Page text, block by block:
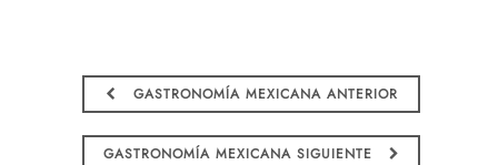
GASTRONOMÍA MEXICANA ANTERIOR
GASTRONOMÍA MEXICANA SIGUIENTE